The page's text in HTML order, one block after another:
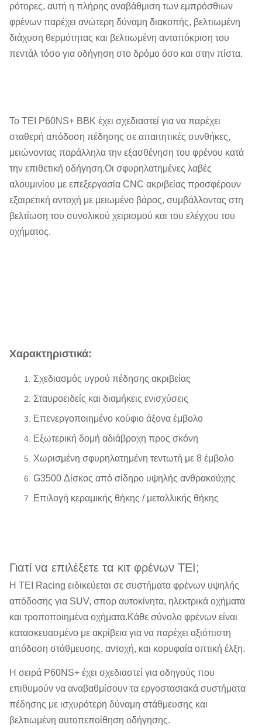
ρότορες, αυτή η πλήρης αναβάθμιση των εμπρόσθιων
φρένων παρέχει ανώτερη δύναμη διακοπής, βελτιωμένη
διάχυση θερμότητας και βελτιωμένη ανταπόκριση του
πεντάλ τόσο για οδήγηση στο δρόμο όσο και στην πίστα.
Το TEI P60NS+ BBK έχει σχεδιαστεί για να παρέχει
σταθερή απόδοση πέδησης σε απαιτητικές συνθήκες,
μειώνοντας παράλληλα την εξασθένηση του φρένου κατά
την επιθετική οδήγηση.Οι σφυρηλατημένες λαβές
αλουμινίου με επεξεργασία CNC ακριβείας προσφέρουν
εξαιρετική αντοχή με μειωμένο βάρος, συμβάλλοντας στη
βελτίωση του συνολικού χειρισμού και του ελέγχου του
οχήματος.
Χαρακτηριστικά:
Σχεδιασμός υγρού πέδησης ακριβείας
Σταυροειδείς και διαμήκεις ενισχύσεις
Επενεργοποιημένο κούφιο άξονα έμβολο
Εξωτερική δομή αδιάβροχη προς σκόνη
Χωρισμένη σφυρηλατημένη τεντωτή με 8 έμβολο
G3500 Δίσκος από σίδηρο υψηλής ανθρακούχης
Επιλογή κεραμικής θήκης / μεταλλικής θήκης
Γιατί να επιλέξετε τα κιτ φρένων TEI;
Η TEI Racing ειδικεύεται σε συστήματα φρένων υψηλής
απόδοσης για SUV, σπορ αυτοκίνητα, ηλεκτρικά οχήματα
και τροποποιημένα οχήματα.Κάθε σύνολο φρένων είναι
κατασκευασμένο με ακρίβεια για να παρέχει αξιόπιστη
απόδοση στάθμευσης, αντοχή, και κορυφαία οπτική έλξη.
Η σειρά P60NS+ έχει σχεδιαστεί για οδηγούς που
επιθυμούν να αναβαθμίσουν τα εργοστασιακά συστήματα
πέδησης με ισχυρότερη δύναμη στάθμευσης και
βελτιωμένη αυτοπεποίθηση οδήγησης.